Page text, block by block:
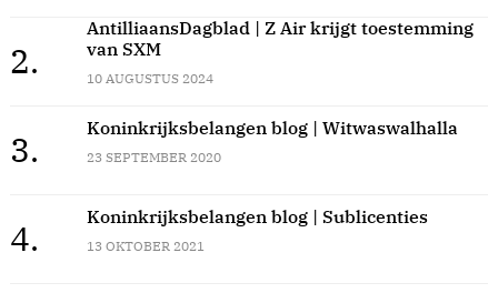
2.
AntilliaansDagblad | Z Air krijgt toestemming
van SXM
10 AUGUSTUS 2024
3.
Koninkrijksbelangen blog | Witwaswalhalla
23 SEPTEMBER 2020
4.
Koninkrijksbelangen blog | Sublicenties
13 OKTOBER 2021